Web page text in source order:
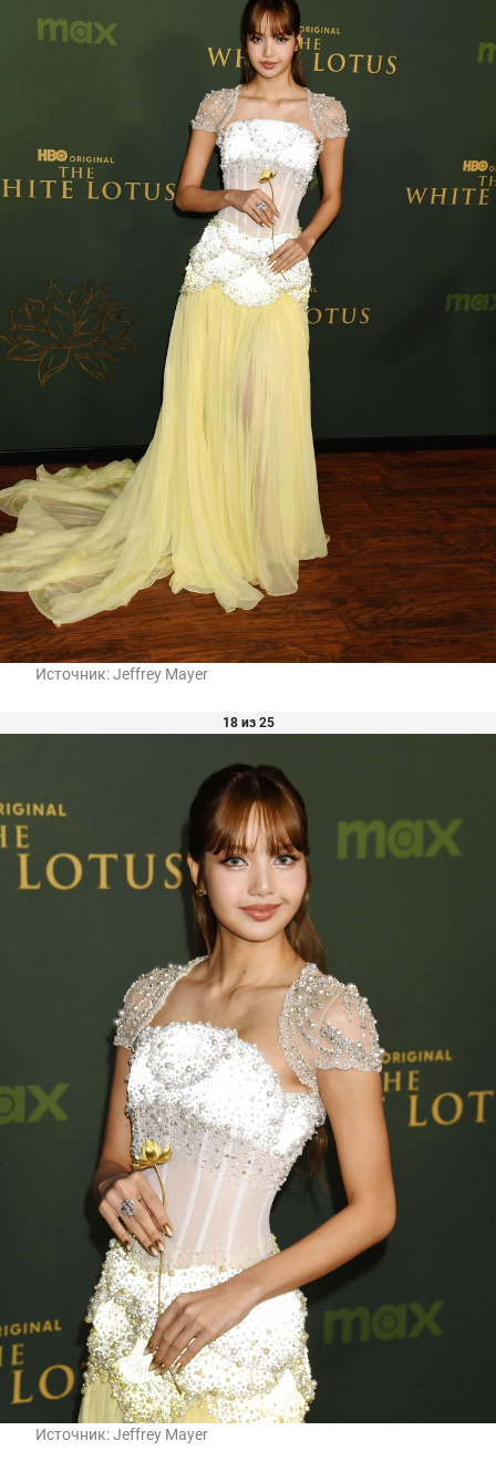
Источник:Jeffrey Mayer
18 из 25
Источник:Jeffrey Mayer